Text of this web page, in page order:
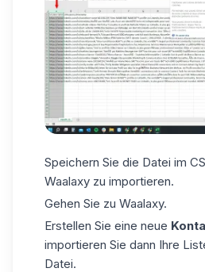
Speichern Sie die Datei im
Waalaxy zu importieren.
Gehen Sie zu Waalaxy.
Erstellen Sie eine neue
importieren Sie dann Ihre
Datei.